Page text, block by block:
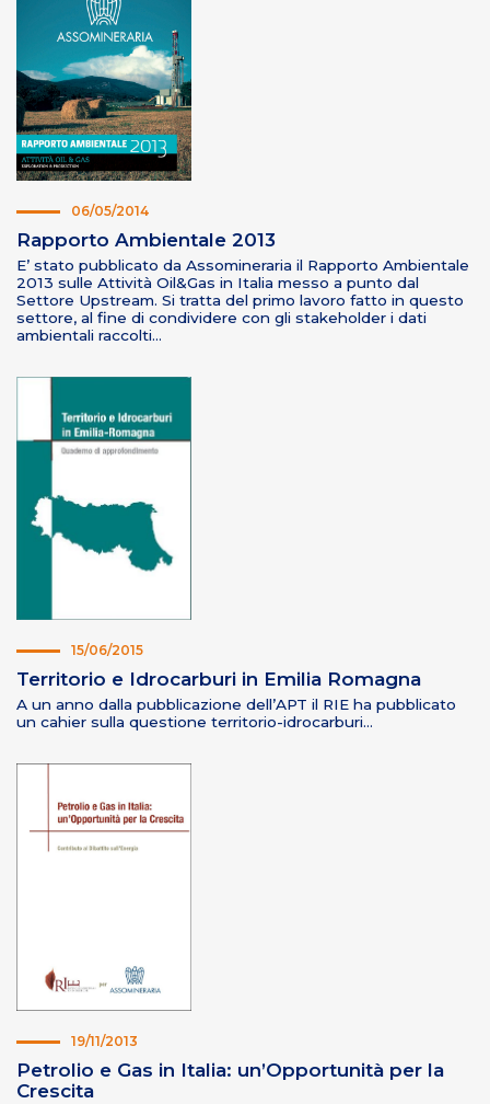
06/05/2014
Rapporto Ambientale 2013
E’ stato pubblicato da Assomineraria il Rapporto Ambientale
2013 sulle Attività Oil&Gas in Italia messo a punto dal
Settore Upstream. Si tratta del primo lavoro fatto in questo
settore, al fine di condividere con gli stakeholder i dati
ambientali raccolti…
15/06/2015
Territorio e Idrocarburi in Emilia Romagna
A un anno dalla pubblicazione dell’APT il RIE ha pubblicato
un cahier sulla questione territorio-idrocarburi…
19/11/2013
Petrolio e Gas in Italia: un’Opportunità per la
Crescita